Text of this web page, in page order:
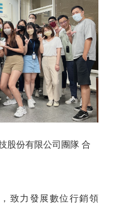
股份有限公司團隊 合
致力發展數位行銷領